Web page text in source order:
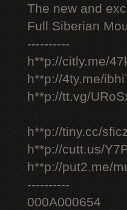
The new and
Full Siberian
----------
h**p://citly.me/
h**p://4ty.me/
h**p://tt.vg/
h**p://tiny.cc/
h**p://cutt.us/
h**p://put2.me/
----------
000A000654